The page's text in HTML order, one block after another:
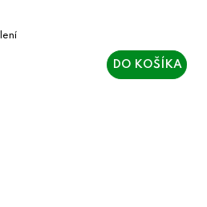
DO KOŠÍKA